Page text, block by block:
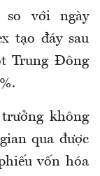
so với ngày
tạo đáy sau
Trung Đông
không
qua được
vốn hóa